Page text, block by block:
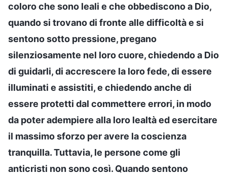
coloro che sono leali e che obbediscono a Dio,
quando si trovano di fronte alle difficoltà e si
sentono sotto pressione, pregano
silenziosamente nel loro cuore, chiedendo a Dio
di guidarli, di accrescere la loro fede, di essere
illuminati e assistiti, e chiedendo anche di
essere protetti dal commettere errori, in modo
da poter adempiere alla loro lealtà ed esercitare
il massimo sforzo per avere la coscienza
tranquilla. Tuttavia, le persone come gli
anticristi non sono così. Quando sentono